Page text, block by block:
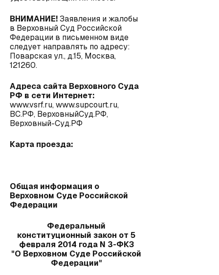
ВНИМАНИЕ!Заявления и жалобы
в Верховный Суд Российской
Федерации в письменном виде
следует направлять по адресу:
Поварская ул., д.15, Москва,
121260.
Адреса сайта Верховного Суда
РФ в сети Интернет:
www.vsrf.ru,www.supcourt.ru,
ВС.РФ, ВерховныйСуд.РФ,
Верховный-Суд.РФ
Карта проезда:
Общая информация о
Верховном Суде Российской
Федерации
Федеральный
конституционный закон от 5
февраля 2014 года N 3-ФКЗ
"О Верховном Суде Российской
Федерации"